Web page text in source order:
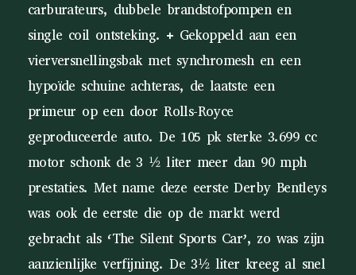
carburateurs, dubbele brandstofpompen en
single coil ontsteking. + Gekoppeld aan een
vierversnellingsbak met synchromesh en een
hypoïde schuine achteras, de laatste een
primeur op een door Rolls-Royce
geproduceerde auto. De 105 pk sterke 3.699 cc
motor schonk de 3 ½ liter meer dan 90 mph
prestaties. Met name deze eerste Derby Bentleys
was ook de eerste die op de markt werd
gebracht als ‘The Silent Sports Car’, zo was zijn
aanzienlijke verfijning. De 3½ liter kreeg al snel